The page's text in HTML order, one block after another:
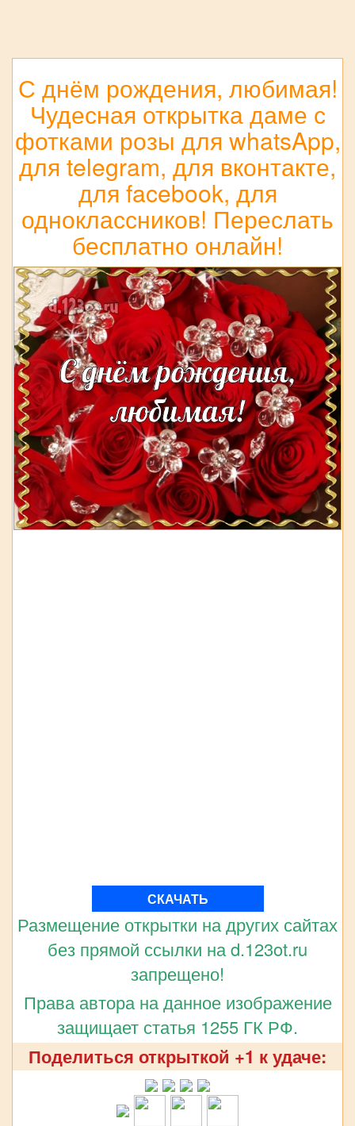
С днём рождения, любимая!
Чудесная открытка даме с
фотками розы для whatsApp,
для telegram, для вконтакте,
для facebook, для
одноклассников! Переслать
бесплатно онлайн!
СКАЧАТЬ
Размещение открытки на других сайтах
без прямой ссылки на d.123ot.ru
запрещено!
Права автора на данное изображение
защищает статья 1255 ГК РФ.
Поделиться открыткой +1 к удаче: